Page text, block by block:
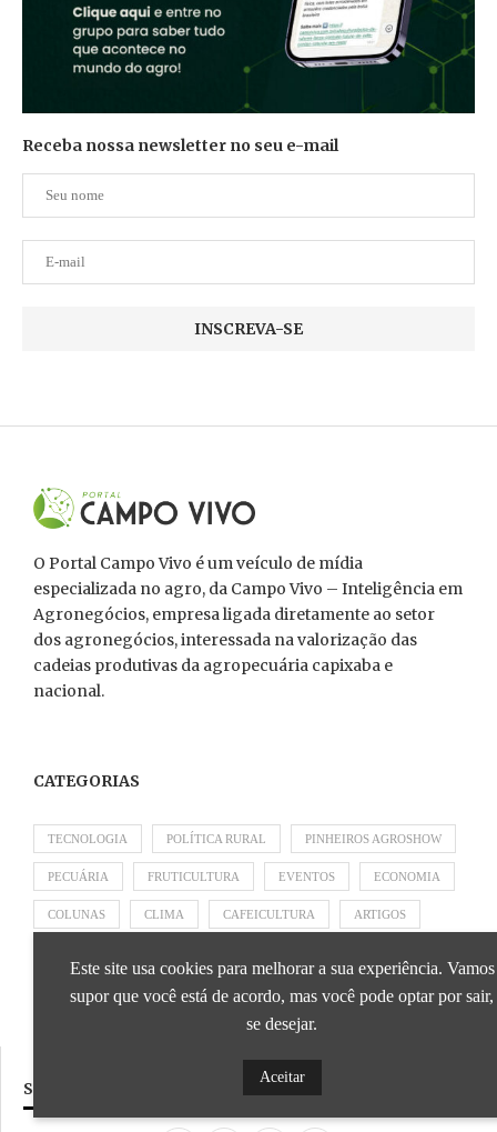
Receba nossa newsletter no seu e-mail
O Portal Campo Vivo é um veículo de mídia
especializada no agro, da Campo Vivo – Inteligência em
Agronegócios, empresa ligada diretamente ao setor
dos agronegócios, interessada na valorização das
cadeias produtivas da agropecuária capixaba e
nacional.
CATEGORIAS
TECNOLOGIA POLÍTICA RURAL PINHEIROS AGROSHOW
PECUÁRIA FRUTICULTURA EVENTOS ECONOMIA
COLUNAS CLIMA CAFEICULTURA ARTIGOS
APRESENTADO POR BRAPEX
SIGA NOSSAS REDES SOCIAIS
Este site usa cookies para melhorar a sua experiência. Vamos
supor que você está de acordo, mas você pode optar por sair,
se desejar.
Aceitar